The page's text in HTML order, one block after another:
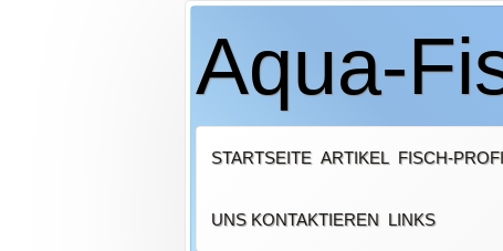
Aqua-
STARTSEITE ARTIKEL FISCH-
UNS KONTAKTIEREN LINKS